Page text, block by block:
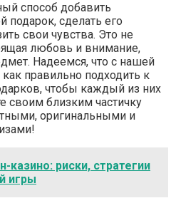
способ добавить
подарок, сделать его
свои чувства. Это не
любовь и внимание,
Надеемся, что с нашей
правильно подходить к
чтобы каждый из них
своим близким частичку
оригинальными и
казино: риски, стратегии
игры